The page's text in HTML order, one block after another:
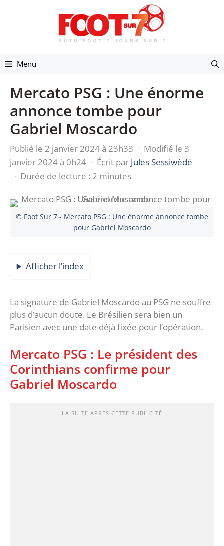
Menu
Mercato PSG : Une énorme
annonce tombe pour
Gabriel Moscardo
Publié le 2 janvier 2024 à 23h33 · Modifié le 3
janvier 2024 à 0h24 · Écrit par Jules Sessiwèdé
· Durée de lecture : 2 minutes
© Foot Sur 7 - Mercato PSG : Une énorme annonce tombe
pour Gabriel Moscardo
Afficher l’index
La signature de Gabriel Moscardo au PSG ne souffre
plus d’aucun doute. Le Brésilien sera bien un
Parisien avec une date déjà fixée pour l’opération.
Mercato PSG : Le président des
Corinthians confirme pour
Gabriel Moscardo
LA SUITE APRÈS CETTE PUBLICITÉ